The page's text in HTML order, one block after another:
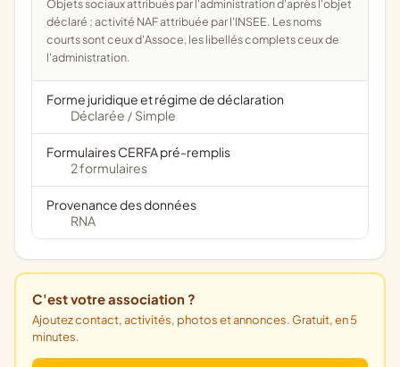
Objets sociaux attribués par l'administration d'après l'objet
déclaré ; activité NAF attribuée par l'INSEE. Les noms
courts sont ceux d'Assoce, les libellés complets ceux de
l'administration.
Forme juridique et régime de déclaration
Déclarée / Simple
Formulaires CERFA pré-remplis
2 formulaires
Provenance des données
RNA
C'est votre association ?
Ajoutez contact, activités, photos et annonces. Gratuit, en 5
minutes.